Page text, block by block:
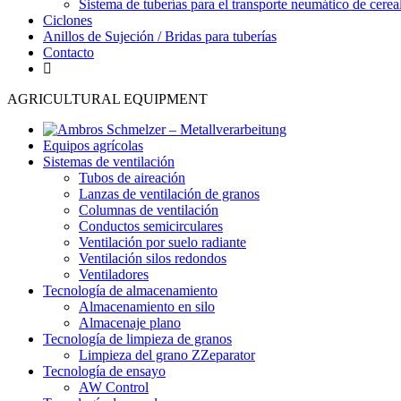
Sistema de tuberías para el transporte neumático de
Ciclones
Anillos de Sujeción / Bridas para tuberías
Contacto
AGRICULTURAL EQUIPMENT
Equipos agrícolas
Sistemas de ventilación
Tubos de aireación
Lanzas de ventilación de granos
Columnas de ventilación
Conductos semicirculares
Ventilación por suelo radiante
Ventilación silos redondos
Ventiladores
Tecnología de almacenamiento
Almacenamiento en silo
Almacenaje plano
Tecnología de limpieza de granos
Limpieza del grano ZZeparator
Tecnología de ensayo
AW Control